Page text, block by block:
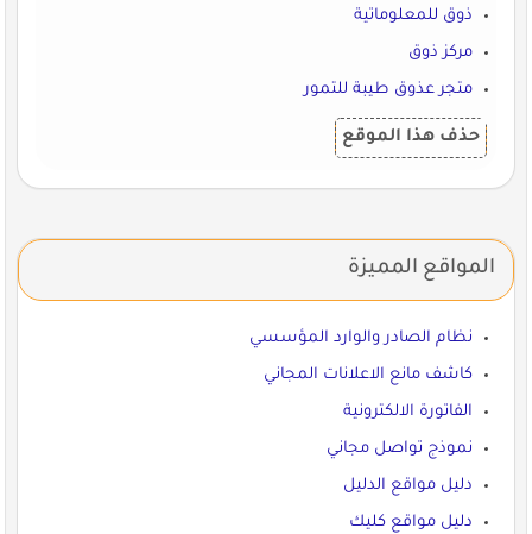
ذوق للمعلوماتية
مركز ذوق
متجر عذوق طيبة للتمور
حذف هذا الموقع
المواقع المميزة
نظام الصادر والوارد المؤسسي
كاشف مانع الاعلانات المجاني
الفاتورة الالكترونية
نموذج تواصل مجاني
دليل مواقع الدليل
دليل مواقع كليك